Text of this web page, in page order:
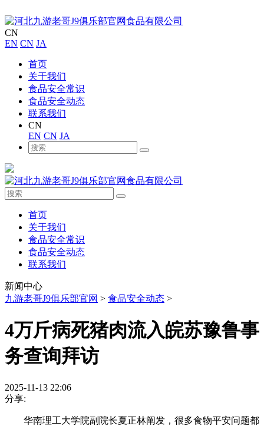
CN
EN CN JA
首页
关于我们
食品安全常识
食品安全动态
联系我们
CN
EN CN JA
首页
关于我们
食品安全常识
食品安全动态
联系我们
新闻中心
九游老哥J9俱乐部官网 > 食品安全动态 >
4万斤病死猪肉流入皖苏豫鲁事
务查询拜访
2025-11-13 22:06
分享:
华南理工大学院副院长夏正林阐发，很多食物平安问题都